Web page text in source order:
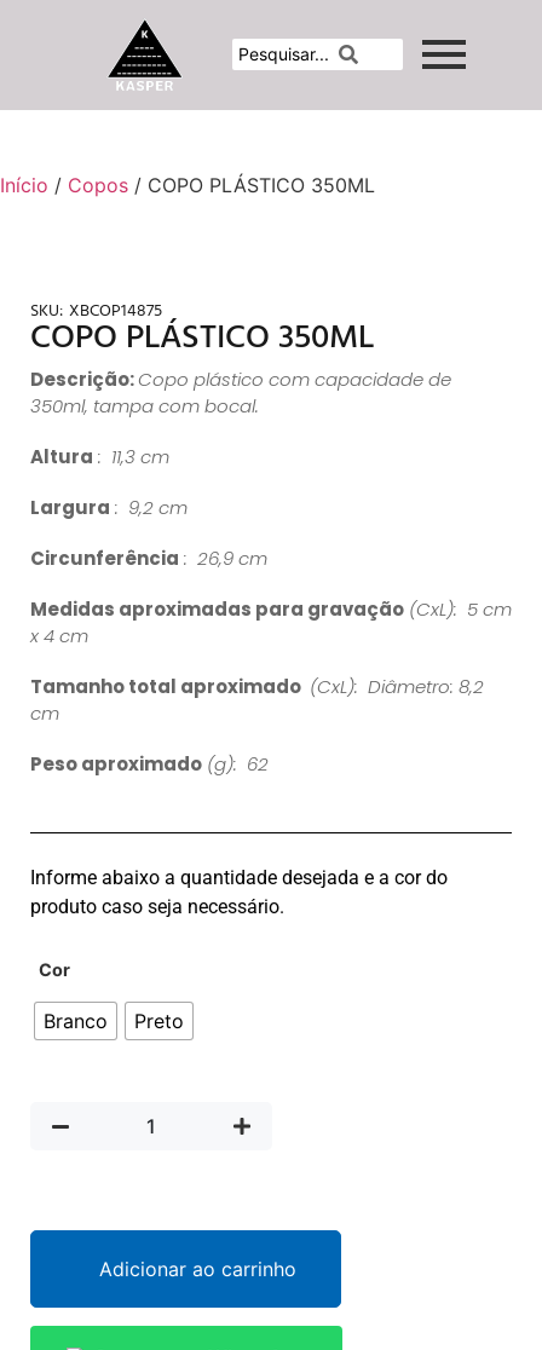
Início / Copos / COPO PLÁSTICO 350ML
SKU: XBCOP14875
COPO PLÁSTICO 350ML
Descrição:Copo plástico com capacidade de
350ml, tampa com bocal.
Altura : 11,3 cm
Largura : 9,2 cm
Circunferência : 26,9 cm
Medidas aproximadas para gravação (CxL): 5 cm
x 4 cm
Tamanho total aproximado (CxL): Diâmetro: 8,2
cm
Peso aproximado (g): 62
Informe abaixo a quantidade desejada e a cor do
produto caso seja necessário.
Cor
Branco Preto
Adicionar ao carrinho